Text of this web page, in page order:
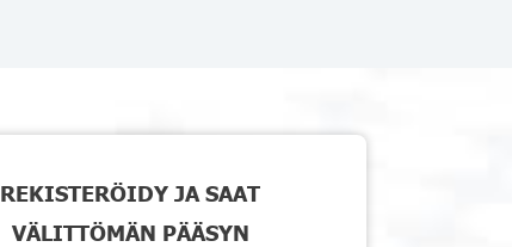
REKISTERÖIDY JA SAAT
VÄLITTÖMÄN PÄÄSYN